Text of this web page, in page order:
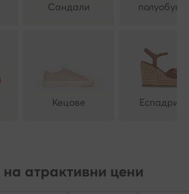
Сандали
Кецове Еспадрили
атрактивни цени